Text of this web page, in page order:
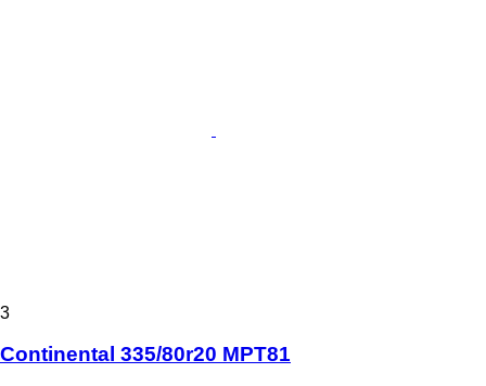
3
Continental 335/80r20 MPT81